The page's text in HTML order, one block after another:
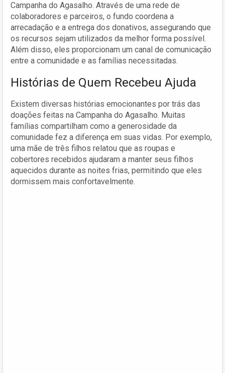
Campanha do Agasalho. Através de uma rede de
colaboradores e parceiros, o fundo coordena a
arrecadação e a entrega dos donativos, assegurando que
os recursos sejam utilizados da melhor forma possível.
Além disso, eles proporcionam um canal de comunicação
entre a comunidade e as famílias necessitadas.
Histórias de Quem Recebeu Ajuda
Existem diversas histórias emocionantes por trás das
doações feitas na Campanha do Agasalho. Muitas
famílias compartilham como a generosidade da
comunidade fez a diferença em suas vidas. Por exemplo,
uma mãe de três filhos relatou que as roupas e
cobertores recebidos ajudaram a manter seus filhos
aquecidos durante as noites frias, permitindo que eles
dormissem mais confortavelmente.